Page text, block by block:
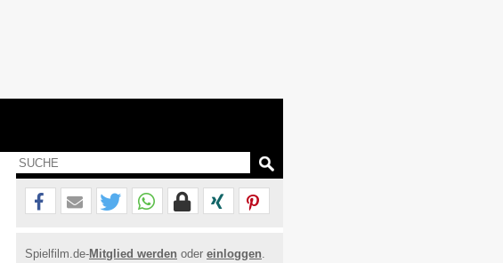
Spielfilm.de-Mitglied werden oder einloggen.